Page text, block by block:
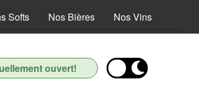
Softs Nos Bières Nos Vins
ouvert!